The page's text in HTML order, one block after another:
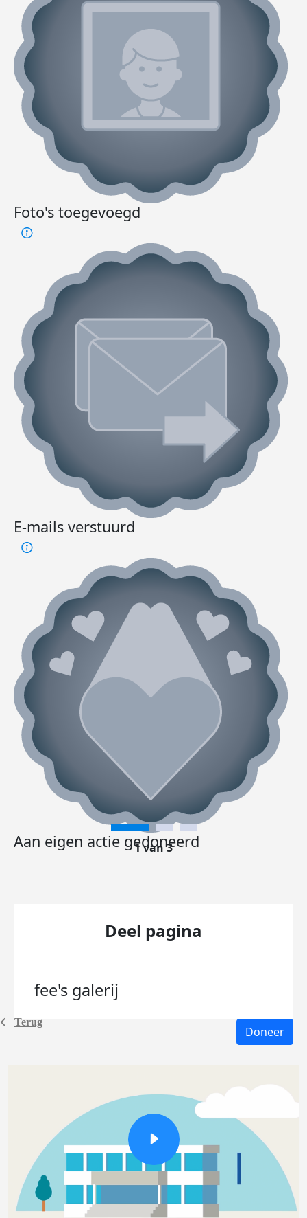
Terug
Foto's toegevoegd
E-mails verstuurd
Aan eigen actie gedoneerd
1 van 3
Deel pagina
fee's galerij
Doneer